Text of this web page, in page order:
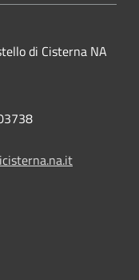
di Cisterna NA